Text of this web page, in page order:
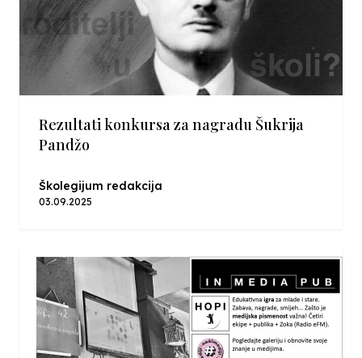
Rezultati konkursa za nagradu Šukrija
Pandžo
Školegijum redakcija
03.09.2025